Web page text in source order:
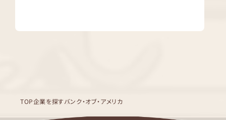
TOP企業を探すバンク・オブ・アメリカ